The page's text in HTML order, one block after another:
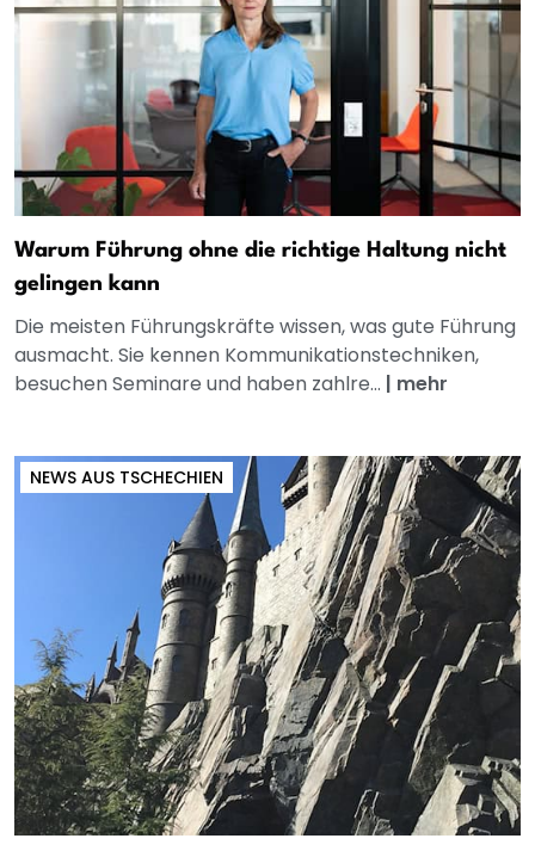
Warum Führung ohne die richtige Haltung nicht
gelingen kann
Die meisten Führungskräfte wissen, was gute Führung
ausmacht. Sie kennen Kommunikationstechniken,
besuchen Seminare und haben zahlre... | mehr
NEWS AUS TSCHECHIEN